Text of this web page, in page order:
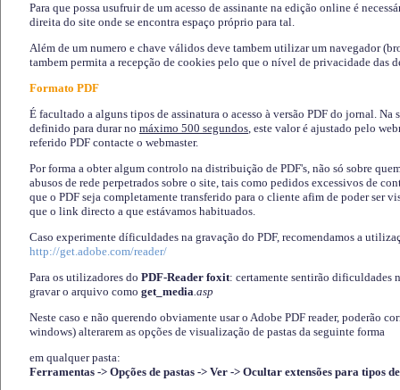
Para que possa usufruir de um acesso de assinante na edição online é
direita do site onde se encontra espaço próprio para tal.
Além de um numero e chave válidos deve tambem utilizar um navegador
tambem permita a recepção de cookies pelo que o nível de privacidade das
Formato PDF
É facultado a alguns tipos de assinatura o acesso à versão PDF do jornal. Na
definido para durar no máximo 500 segundos, este valor é ajustado pelo
referido PDF contacte o webmaster.
Por forma a obter algum controlo na distribuição de PDF's, não só sobre
abusos de rede perpetrados sobre o site, tais como pedidos excessivos de
que o PDF seja completamente transferido para o cliente afim de poder ser
que o link directo a que estávamos habituados.
Caso experimente díficuldades na gravação do PDF, recomendamos a
http://get.adobe.com/reader/
Para os utilizadores do PDF-Reader foxit: certamente sentirão dificuldades
gravar o arquivo como get_media.asp
Neste caso e não querendo obviamente usar o Adobe PDF reader, poderão
windows) alterarem as opções de visualização de pastas da seguinte forma
em qualquer pasta:
Ferramentas -> Opções de pastas -> Ver -> Ocultar extensões para tipos